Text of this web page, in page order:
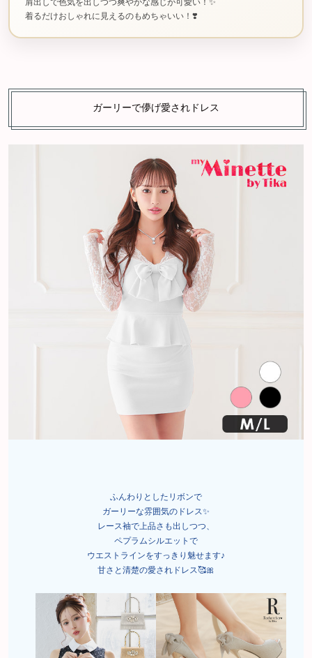
着るだけおしゃれに見えるのもめちゃいい！❣️
ガーリーで儚げ愛されドレス
ふんわりとしたリボンで
ガーリーな雰囲気のドレス✨
レース袖で上品さも出しつつ、
ペプラムシルエットで
ウエストラインをすっきり魅せます♪
甘さと清楚の愛されドレス🥰🎀